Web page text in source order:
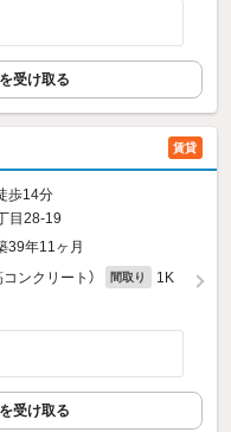
受け取る
賃貸
歩14分
目28-19
39年11ヶ月
ンクリート） 間取り 1K
受け取る